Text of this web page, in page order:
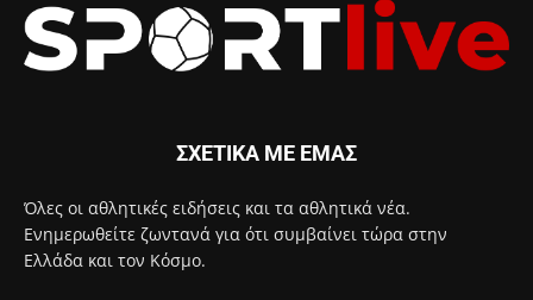
ΣΧΕΤΙΚΑ ΜΕ ΕΜΑΣ
Όλες οι αθλητικές ειδήσεις και τα αθλητικά νέα.
Ενημερωθείτε ζωντανά για ότι συμβαίνει τώρα στην
Ελλάδα και τον Κόσμο.